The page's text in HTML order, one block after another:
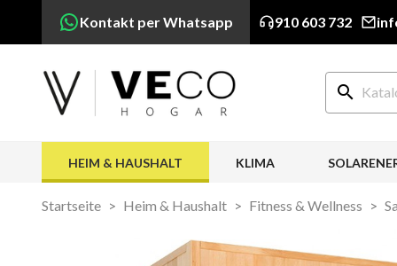
Kontakt per Whatsapp 910 603 732
search
HEIM & HAUSHALT KLIMA
Startseite Heim & Haushalt Fitness & Wellness